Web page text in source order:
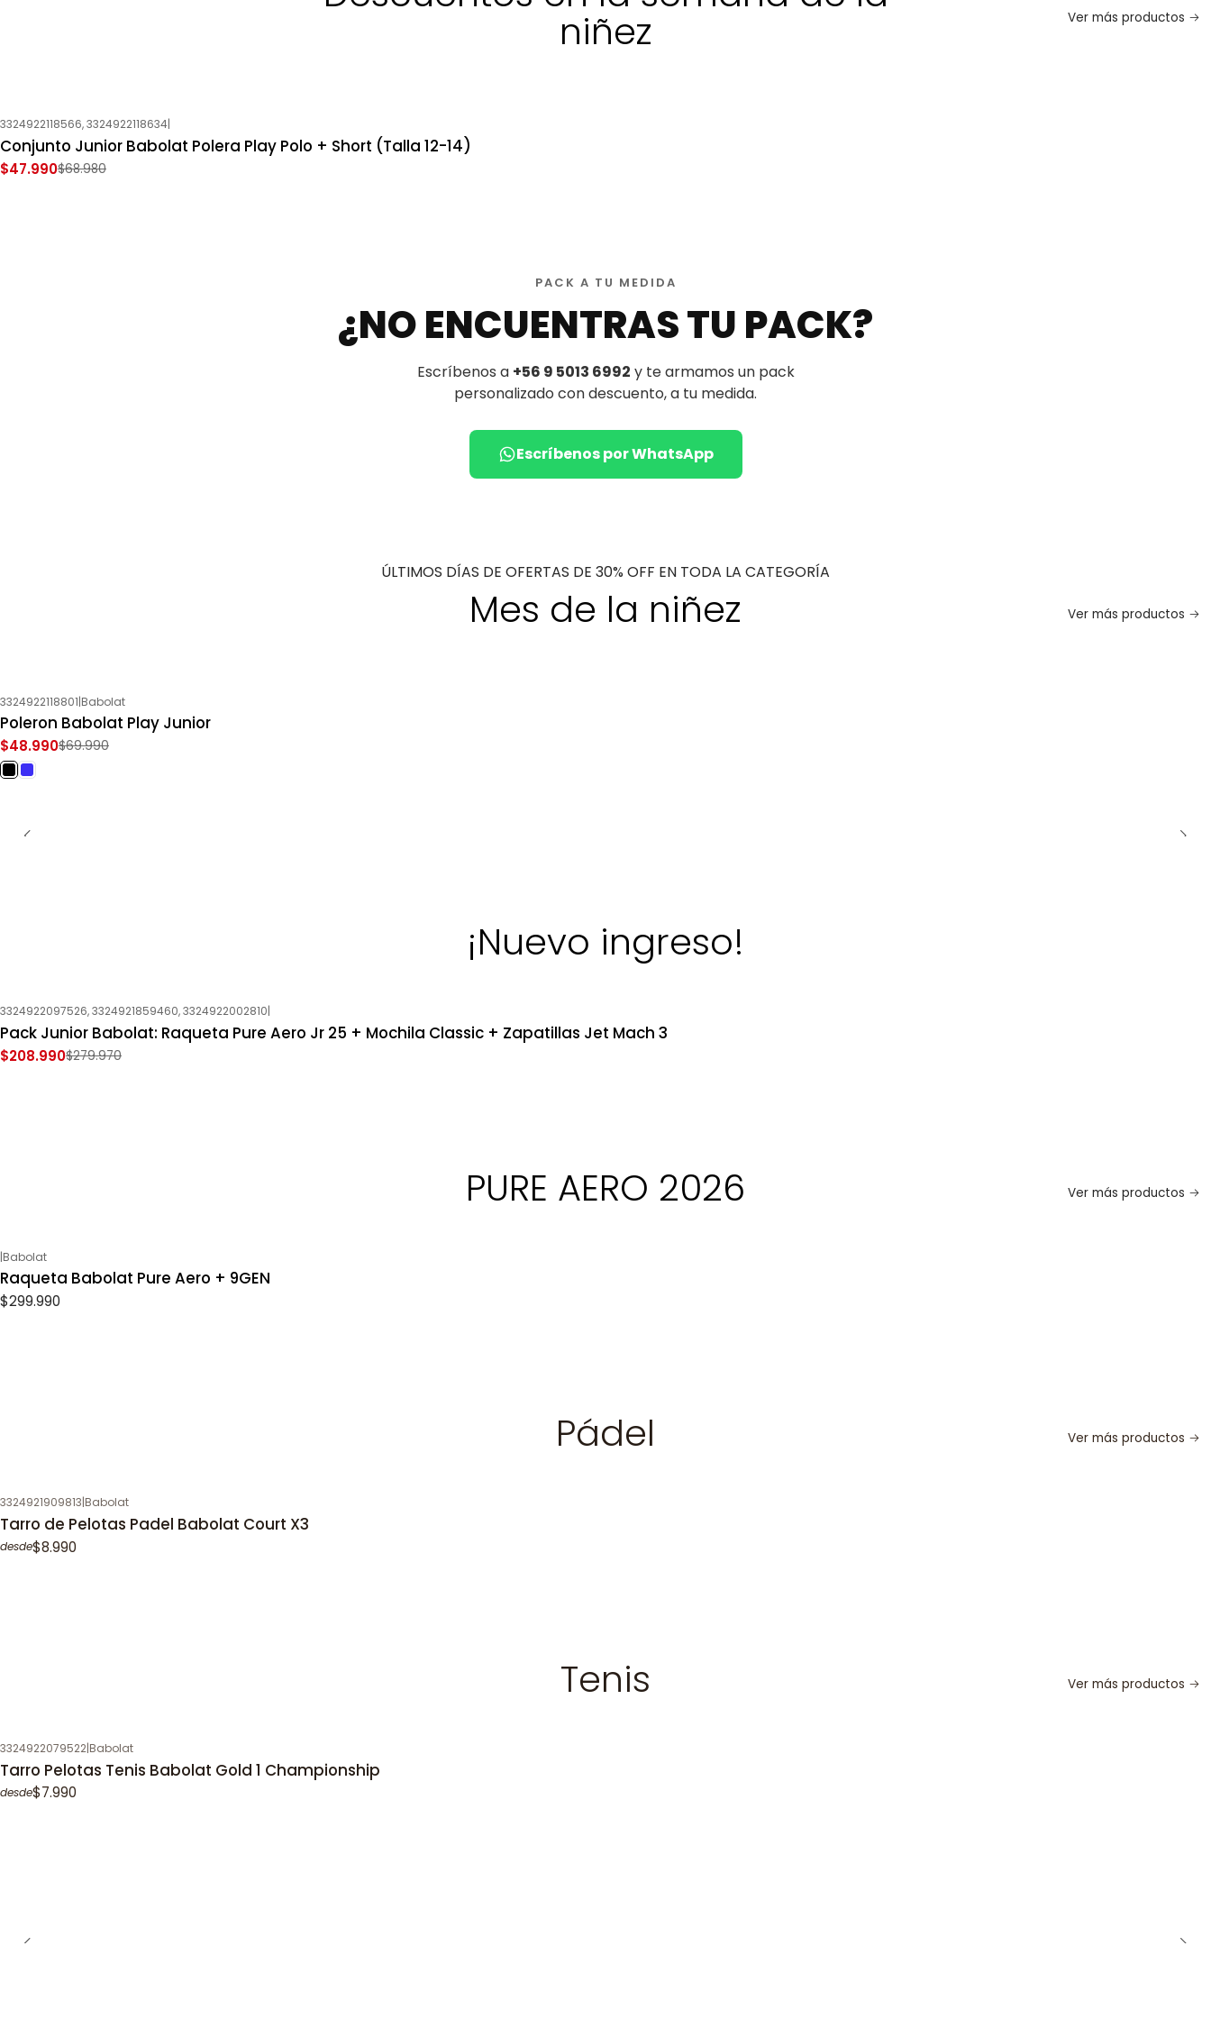
niñez Ver más productos
-30%OFF
Nuevo
3324922118566, 3324922118634|
Conjunto Junior Babolat Polera Play Polo + Short (Talla 12-14)
$47.990$68.980
PACK A TU MEDIDA
¿NO ENCUENTRAS TU PACK?
Escríbenos a +56 9 5013 6992 y te armamos un pack
personalizado con descuento, a tu medida.
Escríbenos por WhatsApp
ÚLTIMOS DÍAS DE OFERTAS DE 30% OFF EN TODA LA CATEGORÍA
Mes de la niñez Ver más productos
-30%OFF
3324922118801|Babolat
Poleron Babolat Play Junior
$48.990$69.990
¡Nuevo ingreso!
-25% OFF
Nuevo
3324922097526, 3324921859460, 3324922002810|
Pack Junior Babolat: Raqueta Pure Aero Jr 25 + Mochila Classic + Zapatillas Jet Mach 3
$208.990$279.970
PURE AERO 2026 Ver más productos
|Babolat
Raqueta Babolat Pure Aero + 9GEN
$299.990
Pádel Ver más productos
3324921909813|Babolat
Tarro de Pelotas Padel Babolat Court X3
desde$8.990
Tenis Ver más productos
3324922079522|Babolat
Tarro Pelotas Tenis Babolat Gold 1 Championship
desde$7.990